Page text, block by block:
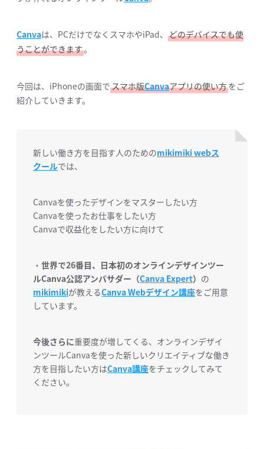
Canvaは、PCだけでなくスマホやiPad、 どのデバイスでも使
うことができます。
今回は、iPhoneの画面でスマホ版Canvaアプリの使い方をご
紹介していきます。
新しい働き方を目指す人のためのmikimiki webス
クールでは、
Canvaを使ったデザインをマスターしたい方
Canvaを使ったお仕事をしたい方
Canvaで収益化をしたい方に向けて
・世界で26番目、日本初のオンラインデザインツー
ルCanva公認アンバサダー（Canva Expert） の
mikimikiが教えるCanva Webデザイン講座をご用意
しています。
今後さらに重要度が増してくる、オンラインデザイ
ンツールCanvaを使った新しいクリエイティブな働き
方を目指したい方はCanva講座をチェックしてみて
ください。